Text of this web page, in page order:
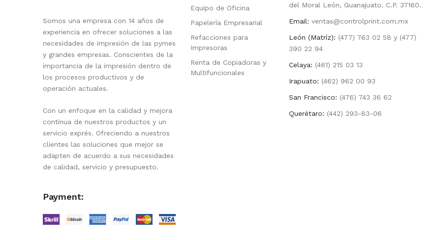
Somos una empresa con 14 años de
experiencia en ofrecer soluciones a las
necesidades de impresión de las pymes
y grandes empresas. Conscientes de la
importancia de la impresión dentro de
los procesos productivos y de
operación actuales.
Con un enfoque en la calidad y mejora
continua de nuestros productos y un
servicio exprés. Ofreciendo a nuestros
clientes las soluciones que mejor se
adapten de acuerdo a sus necesidades
de calidad, servicio y presupuesto.
Payment:
Equipo de Oficina
Papelería Empresarial
Refacciones para
Impresoras
Renta de Copiadoras y
Multifuncionales
del Moral León, Guanajuato. C.P. 37160.
Email: ventas@controlprint.com.mx
León (Matríz): (477) 763 02 58 y (477)
390 22 94
Celaya: (461) 215 03 13
Irapuato: (462) 962 00 93
San Francisco: (476) 743 36 62
Querétaro: (442) 293-83-06